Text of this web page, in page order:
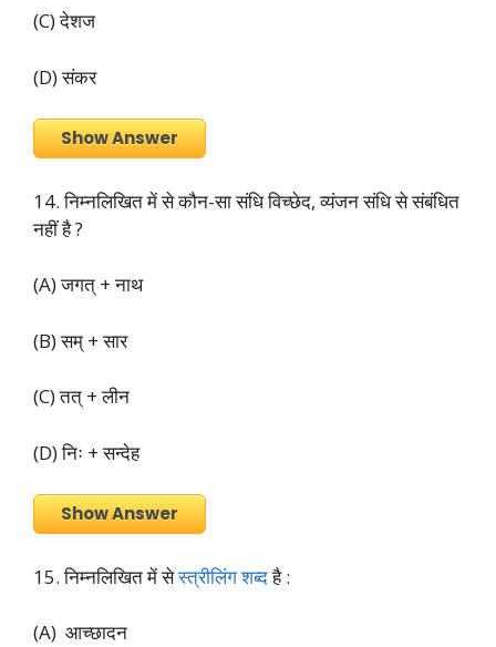
(C) देशज
(D) संकर
Show Answer
14. निम्नलिखित में से कौन-सा संधि विच्छेद, व्यंजन संधि से संबंधित
नहीं है ?
(A) जगत् + नाथ
(B) सम् + सार
(C) तत् + लीन
(D) निः + सन्देह
Show Answer
15. निम्नलिखित में सेस्त्रीलिंग शब्दहै :
(A) आच्छादन